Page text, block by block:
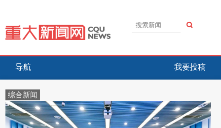
导航 我要投稿
综合新闻